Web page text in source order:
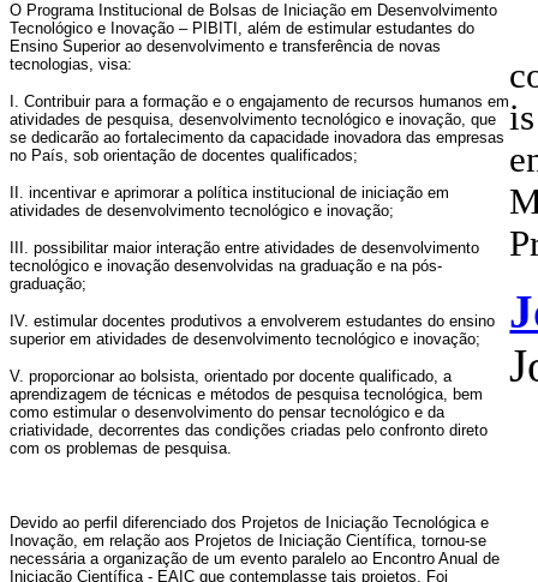
O Programa Institucional de Bolsas de Iniciação em Desenvolvimento
Tecnológico e Inovação – PIBITI, além de estimular estudantes do
Ensino Superior ao desenvolvimento e transferência de novas
tecnologias, visa:
I. Contribuir para a formação e o engajamento de recursos humanos em
atividades de pesquisa, desenvolvimento tecnológico e inovação, que
se dedicarão ao fortalecimento da capacidade inovadora das empresas
no País, sob orientação de docentes qualificados;
II. incentivar e aprimorar a política institucional de iniciação em
atividades de desenvolvimento tecnológico e inovação;
III. possibilitar maior interação entre atividades de desenvolvimento
tecnológico e inovação desenvolvidas na graduação e na pós-
graduação;
IV. estimular docentes produtivos a envolverem estudantes do ensino
superior em atividades de desenvolvimento tecnológico e inovação;
V. proporcionar ao bolsista, orientado por docente qualificado, a
aprendizagem de técnicas e métodos de pesquisa tecnológica, bem
como estimular o desenvolvimento do pensar tecnológico e da
criatividade, decorrentes das condições criadas pelo confronto direto
com os problemas de pesquisa.
Devido ao perfil diferenciado dos Projetos de Iniciação Tecnológica e
Inovação, em relação aos Projetos de Iniciação Científica, tornou-se
necessária a organização de um evento paralelo ao Encontro Anual de
Iniciação Científica - EAIC que contemplasse tais projetos. Foi